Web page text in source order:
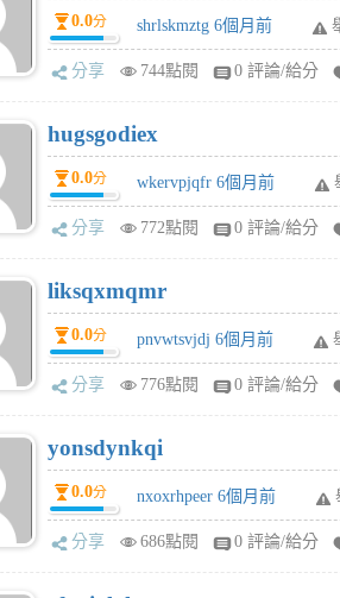
0.0分 shrlskmztg 6個月前
分享 744點閱 0 評論/給分
hugsgodiex
0.0分 wkervpjqfr 6個月前
分享 772點閱 0 評論/給分
liksqxmqmr
0.0分 pnvwtsvjdj 6個月前
分享 776點閱 0 評論/給分
yonsdynkqi
0.0分 nxoxrhpeer 6個月前
分享 686點閱 0 評論/給分